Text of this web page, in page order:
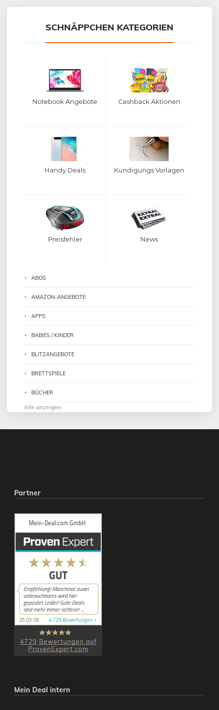
SCHNÄPPCHEN KATEGORIEN
Notebook Angebote Cashback Aktionen
Handy Deals Kündigungs Vorlagen
Preisfehler News
ABOS
AMAZON-ANGEBOTE
APPS
BABIES / KINDER
BLITZANGEBOTE
BRETTSPIELE
BÜCHER
Alle anzeigen
Partner
Mein Deal intern